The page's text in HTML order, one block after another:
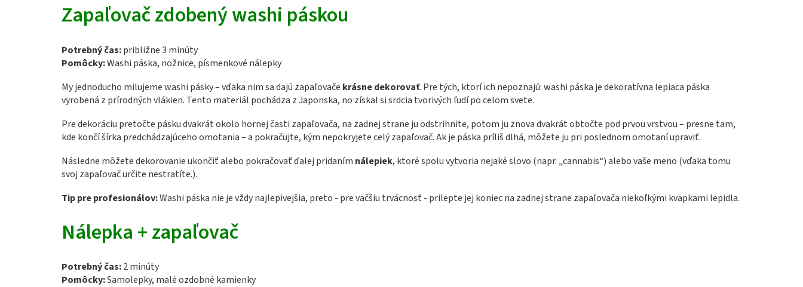
Zapaľovač zdobený washi páskou
Potrebný čas:približne 3 minúty
Pomôcky:Washi páska, nožnice, písmenkové nálepky
My jednoducho milujeme washi pásky – vďaka nim sa dajú zapaľovače krásne dekorovať. Pre tých, ktorí ich nepoznajú: washi páska je dekoratívna lepiaca páska
vyrobená z prírodných vlákien. Tento materiál pochádza z Japonska, no získal si srdcia tvorivých ľudí po celom svete.
Pre dekoráciu pretočte pásku dvakrát okolo hornej časti zapaľovača, na zadnej strane ju odstrihnite, potom ju znova dvakrát obtočte pod prvou vrstvou – presne tam,
kde končí šírka predchádzajúceho omotania – a pokračujte, kým nepokryjete celý zapaľovač. Ak je páska príliš dlhá, môžete ju pri poslednom omotaní upraviť.
Následne môžete dekorovanie ukončiť alebo pokračovať ďalej pridaním nálepiek, ktoré spolu vytvoria nejaké slovo (napr. „cannabis“) alebo vaše meno (vďaka tomu
svoj zapaľovač určite nestratíte.).
Tip pre profesionálov:Washi páska nie je vždy najlepivejšia, preto - pre väčšiu trvácnosť - prilepte jej koniec na zadnej strane zapaľovača niekoľkými kvapkami lepidla.
Nálepka + zapaľovač
Potrebný čas:2 minúty
Pomôcky:Samolepky, malé ozdobné kamienky